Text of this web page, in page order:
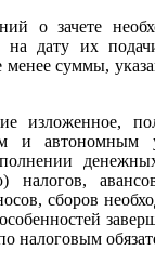
о зачете
дату их
суммы,
изложенное,
и автономным
налогов,
сборов
налоговым